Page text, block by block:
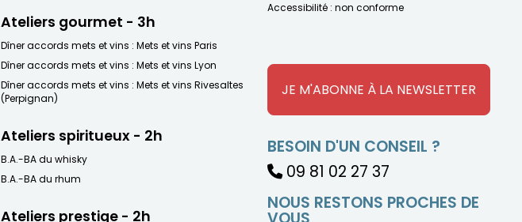
Ateliers gourmet - 3h
Dîner accords mets et vins : Mets et vins Paris
Dîner accords mets et vins : Mets et vins Lyon
Dîner accords mets et vins : Mets et vins Rivesaltes
(Perpignan)
Ateliers spiritueux - 2h
B.A.-BA du whisky
B.A.-BA du rhum
Ateliers prestige - 2h
Accessibilité : non conforme
JE M'ABONNE À LA NEWSLETTER
BESOIN D'UN CONSEIL ?
09 81 02 27 37
NOUS RESTONS PROCHES DE